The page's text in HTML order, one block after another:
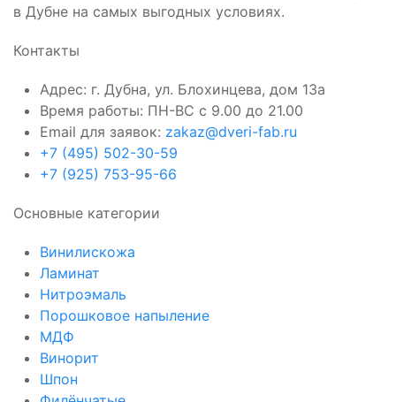
в Дубне на самых выгодных условиях.
Контакты
Адрес: г. Дубна, ул. Блохинцева, дом 13а
Время работы: ПН-ВС с 9.00 до 21.00
Email для заявок: zakaz@dveri-fab.ru
+7 (495) 502-30-59
+7 (925) 753-95-66
Основные категории
Винилискожа
Ламинат
Нитроэмаль
Порошковое напыление
МДФ
Винорит
Шпон